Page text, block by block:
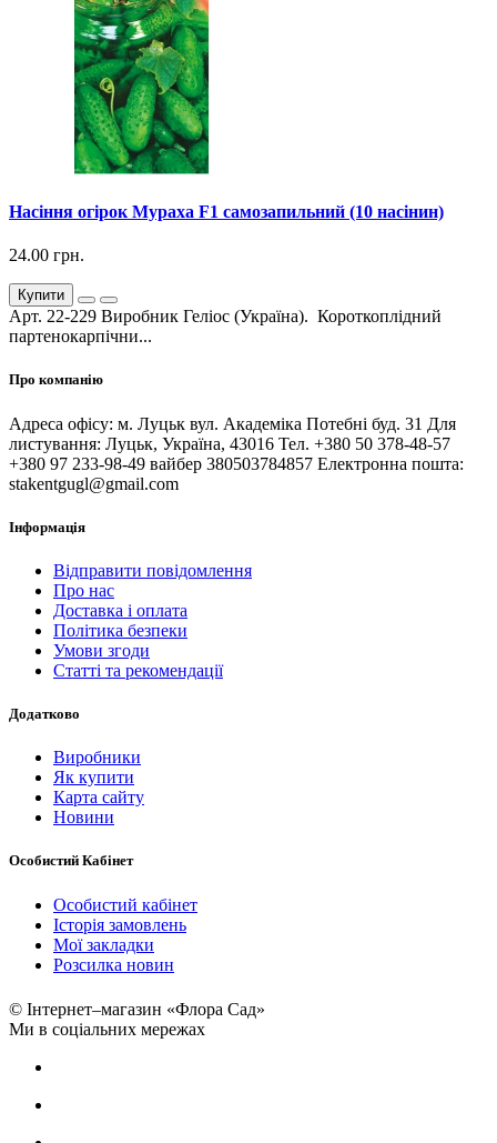
Насіння огірок Мураха F1 самозапильний (10 насінин)
24.00 грн.
Купити
Арт. 22-229 Виробник Геліос (Україна). Короткоплідний
партенокарпічни...
Про компанію
Адреса офісу: м. Луцьк вул. Академіка Потебні буд. 31 Для
листування: Луцьк, Україна, 43016 Тел. +380 50 378-48-57
+380 97 233-98-49 вайбер 380503784857 Електронна пошта:
stakentgugl@gmail.com
Інформація
Відправити повідомлення
Про нас
Доставка і оплата
Політика безпеки
Умови згоди
Статті та рекомендації
Додатково
Виробники
Як купити
Карта сайту
Новини
Особистий Кабінет
Особистий кабінет
Історія замовлень
Мої закладки
Розсилка новин
© Інтернет–магазин «Флора Сад»
Ми в соціальних мережах